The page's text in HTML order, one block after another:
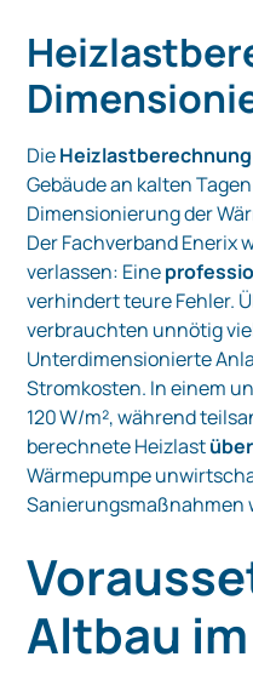
DieHeizlastberechnung
Gebäude an kalten
Dimensionierung der
Der Fachverband Enerix
verlassen: Eine
verhindert teure Fehler.
verbrauchten unnötig
Unterdimensionierte
Stromkosten. In einem
120 W/m², während
berechnete Heizlast
Wärmepumpe
Sanierungsmaßnahmen
Altbau